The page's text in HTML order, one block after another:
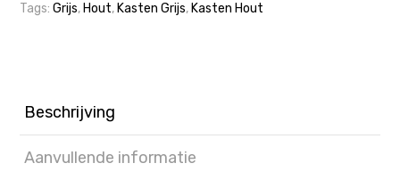
Tags:Grijs, Hout, Kasten Grijs, Kasten Hout
Beschrijving
Aanvullende informatie